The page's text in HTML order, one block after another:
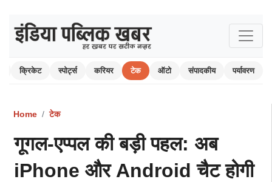
क्रिकेट स्पोर्ट्स करियर टेक ऑटो संपादकीय पर्यावरण
Home टेक
गूगल-एप्पल की बड़ी पहल: अब
iPhone और Android चैट होगी